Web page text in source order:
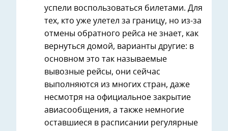
успели воспользоваться билетами. Для
тех, кто уже улетел за границу, но из-за
отмены обратного рейса не знает, как
вернуться домой, варианты другие: в
основном это так называемые
вывозные рейсы, они сейчас
выполняются из многих стран, даже
несмотря на официальное закрытие
авиасообщения, а также немногие
оставшиеся в расписании регулярные